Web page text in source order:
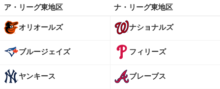
ア・リーグ東地区
オリオールズ
ブルージェイズ
ヤンキース
ナ・リーグ東地区
ナショナルズ
フィリーズ
ブレーブス